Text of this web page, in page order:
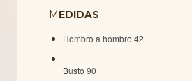
MEDIDAS
Hombro a hombro 42
Busto 90